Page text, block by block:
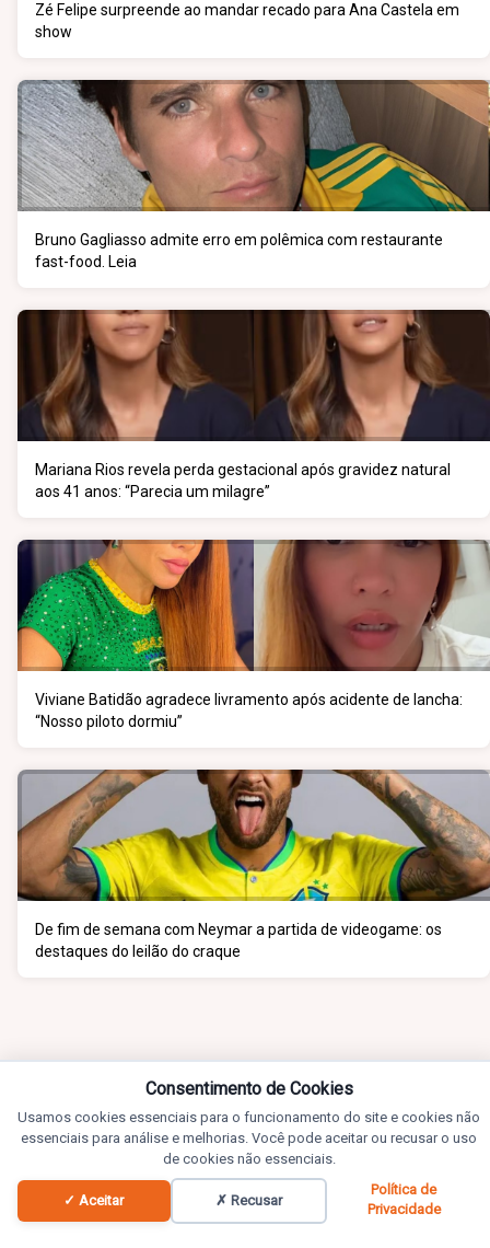
Zé Felipe surpreende ao mandar recado para Ana Castela em
show
Bruno Gagliasso admite erro em polêmica com restaurante
fast-food. Leia
Mariana Rios revela perda gestacional após gravidez natural
aos 41 anos: “Parecia um milagre”
Viviane Batidão agradece livramento após acidente de lancha:
“Nosso piloto dormiu”
De fim de semana com Neymar a partida de videogame: os
destaques do leilão do craque
Notícias
Consentimento de Cookies
Usamos cookies essenciais para o funcionamento do site e cookies não
essenciais para análise e melhorias. Você pode aceitar ou recusar o uso
de cookies não essenciais.
✓ Aceitar ✗ Recusar
Política de
Privacidade